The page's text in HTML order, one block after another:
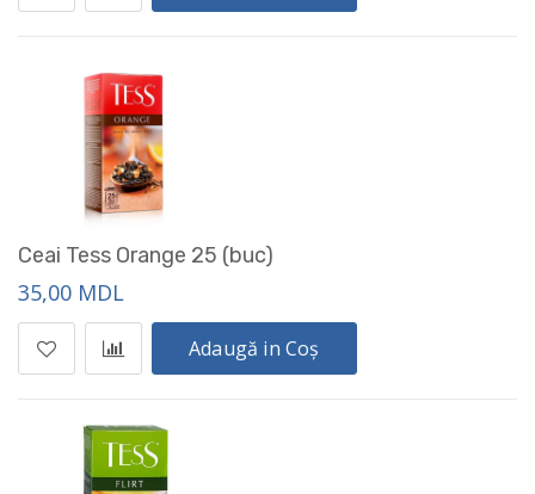
Ceai Tess Orange 25 (buc)
35,00 MDL
Adaugă in Coș